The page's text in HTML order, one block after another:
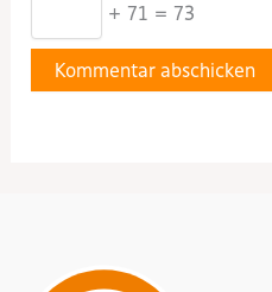
+ 71 = 73